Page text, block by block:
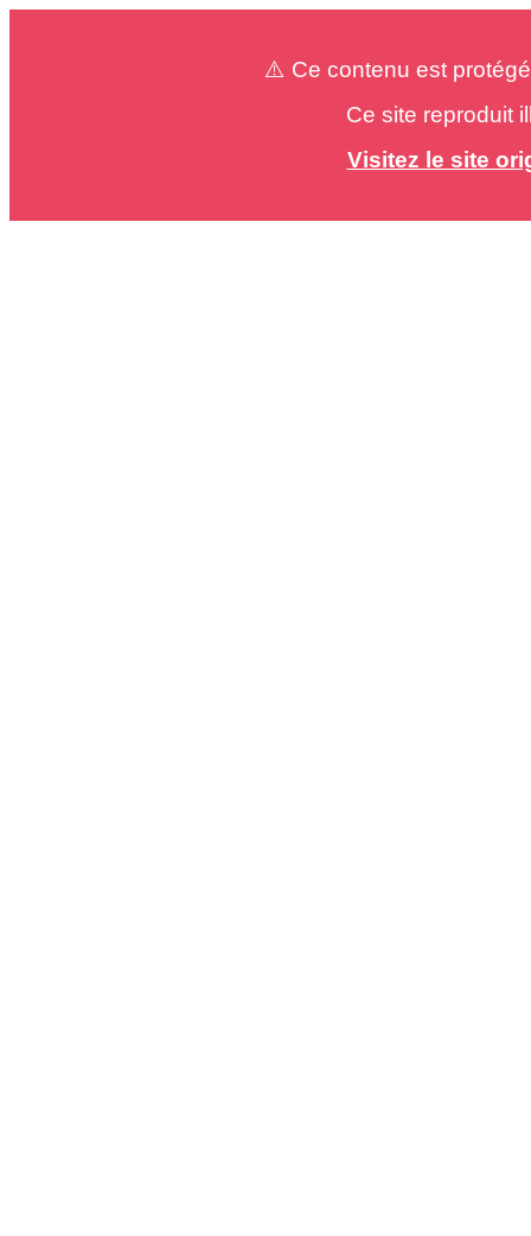
⚠️ Ce contenu est
Ce site reproduit
Visitez le site